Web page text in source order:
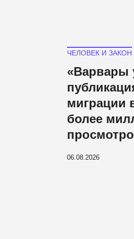
ЧЕЛОВЕК И ЗАКОН
«Варвары
миграции
более
06.08.2026